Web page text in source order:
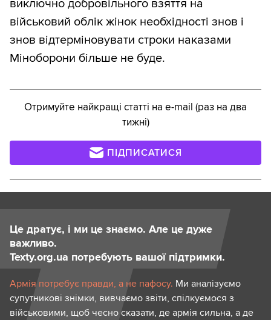
виключно добровільного взяття на
військовий облік жінок необхідності знов і
знов відтерміновувати строки наказами
Міноборони більше не буде.
Отримуйте найкращі статті на e-mail (раз на два
тижні)
ПІДПИСАТИСЯ
Це дратує, і ми це знаємо. Але це дуже
важливо.
Texty.org.ua потребують вашої підтримки.
Армія потребує правди, а не пафосу. Ми аналізуємо
супутникові знімки, вивчаємо звіти, спілкуємося з
військовими, щоб чесно сказати, де армія сильна, а де